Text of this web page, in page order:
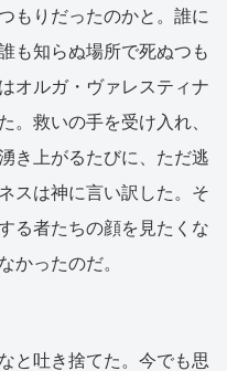
もりだったのかと。誰に
も知らぬ場所で死ぬつも
オルガ・ヴァレスティナ
。救いの手を受け入れ、
き上がるたびに、ただ逃
スは神に言い訳した。そ
る者たちの顔を見たくな
かったのだ。
と吐き捨てた。今でも思